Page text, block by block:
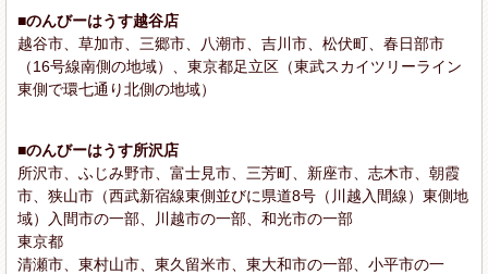
■のんびーはうす越谷店
越谷市、草加市、三郷市、八潮市、吉川市、松伏町、春日部市
（16号線南側の地域）、東京都足立区（東武スカイツリーライン
東側で環七通り北側の地域）
■のんびーはうす所沢店
所沢市、ふじみ野市、富士見市、三芳町、新座市、志木市、朝霞
市、狭山市（西武新宿線東側並びに県道8号（川越入間線）東側地
域）入間市の一部、川越市の一部、和光市の一部
東京都
清瀬市、東村山市、東久留米市、東大和市の一部、小平市の一